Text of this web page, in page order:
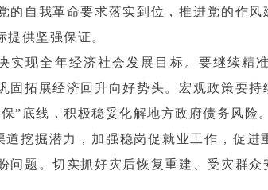
的自我革命要求落实到位，推进党的作
供坚强保证。
实现全年经济社会发展目标。要继续精
固拓展经济回升向好势头。宏观政策要持
”底线，积极稳妥化解地方政府债务风险。
挖掘潜力，加强稳岗促就业工作，促
问题。切实抓好灾后恢复重建、受灾群